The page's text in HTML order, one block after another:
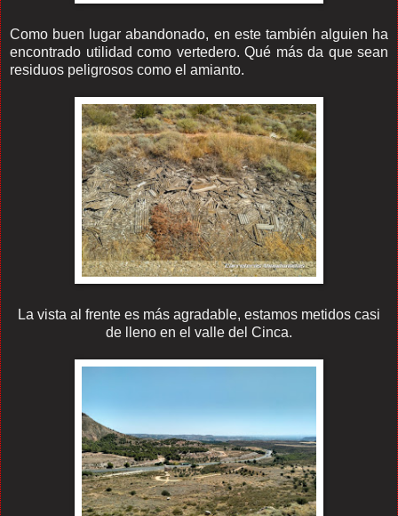
Como buen lugar abandonado, en este también alguien ha
encontrado utilidad como vertedero. Qué más da que sean
residuos peligrosos como el amianto.
La vista al frente es más agradable, estamos metidos casi
de lleno en el valle del Cinca.